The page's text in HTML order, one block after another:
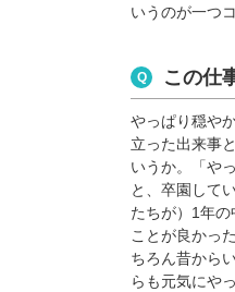
いうのが一つ
この仕
やっぱり穏や
立った出来事
いうか。「や
と、卒園して
たちが）1年
ことが良かっ
ちろん昔から
らも元気にや